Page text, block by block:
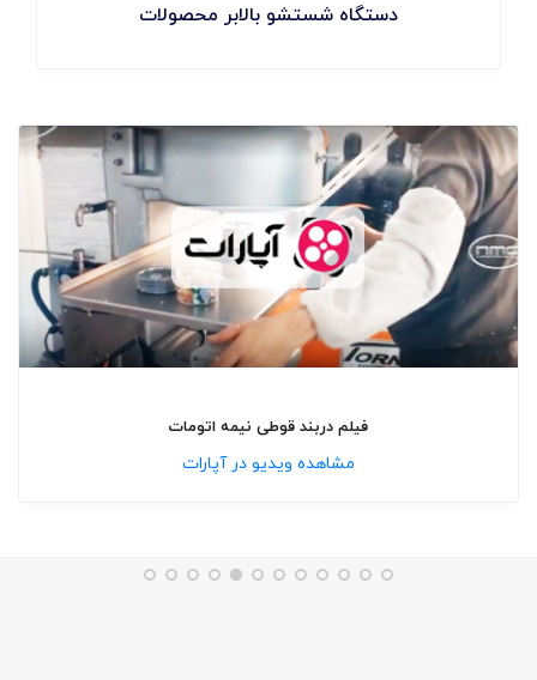
دستگاه شستشو بالابر محصولات
فیلم دربند قوطی نيمه اتومات
مشاهده ویدیو در آپارات